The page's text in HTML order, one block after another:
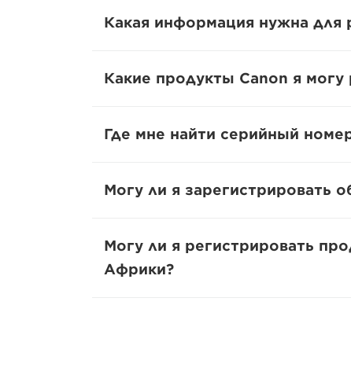
Какая информация нужна для
Какие продукты Canon я могу
Где мне найти серийный
Могу ли я зарегистрировать
Могу ли я регистрировать
Африки?